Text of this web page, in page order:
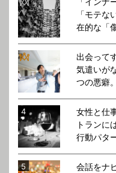
「モテ
在的な「
出会って
気遣いが
つの悪癖。
女性と仕
トランに
行動パタ
会話をナ